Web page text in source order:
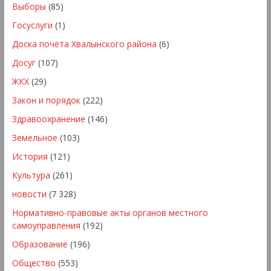
Выборы (85)
Госуслуги (1)
Доска почёта Хвалынского района (6)
Досуг(107)
ЖКХ(29)
Закон и порядок(222)
Здравоохранение (146)
Земельное (103)
История (121)
Культура (261)
новости (7 328)
Нормативно-правовые акты органов местного
самоуправления (192)
Образование (196)
Общество (553)